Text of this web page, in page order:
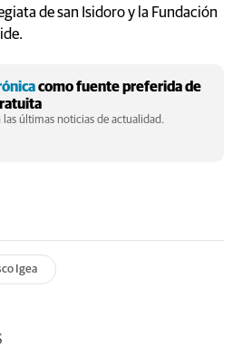
de san Isidoro y la Fundación
como fuente preferida de
últimas noticias de actualidad.
Igea